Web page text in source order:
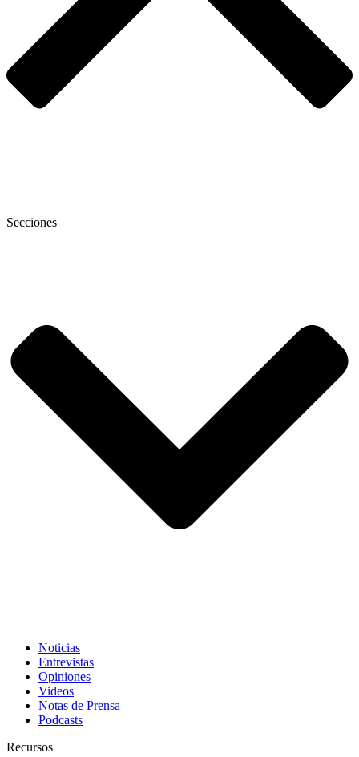
Secciones
Noticias
Entrevistas
Opiniones
Videos
Notas de Prensa
Podcasts
Recursos